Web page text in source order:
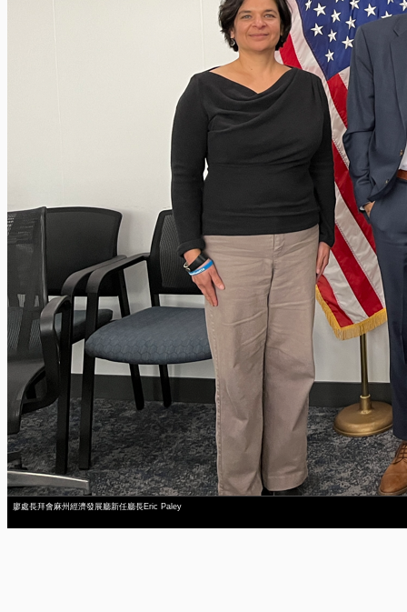
廖處長拜會麻州經濟發展廳新任廳長Eric Paley